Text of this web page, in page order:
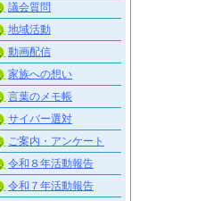
議会質問
地域活動
動画配信
家族への想い
言葉のメモ帳
サイバー選対
ご案内・アンケート
令和８年活動報告
令和７年活動報告